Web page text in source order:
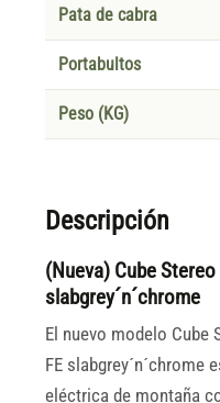
Pata de cabra
Portabultos
Peso (KG)
Descripción
(Nueva) Cube Stereo
slabgrey´n´chrome
El nuevo modelo Cube
FE
eléctrica de montaña